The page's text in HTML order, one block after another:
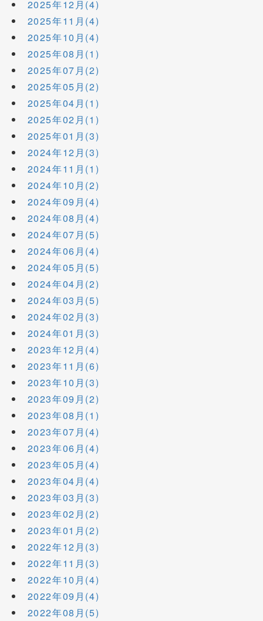
2025年12月(4)
2025年11月(4)
2025年10月(4)
2025年08月(1)
2025年07月(2)
2025年05月(2)
2025年04月(1)
2025年02月(1)
2025年01月(3)
2024年12月(3)
2024年11月(1)
2024年10月(2)
2024年09月(4)
2024年08月(4)
2024年07月(5)
2024年06月(4)
2024年05月(5)
2024年04月(2)
2024年03月(5)
2024年02月(3)
2024年01月(3)
2023年12月(4)
2023年11月(6)
2023年10月(3)
2023年09月(2)
2023年08月(1)
2023年07月(4)
2023年06月(4)
2023年05月(4)
2023年04月(4)
2023年03月(3)
2023年02月(2)
2023年01月(2)
2022年12月(3)
2022年11月(3)
2022年10月(4)
2022年09月(4)
2022年08月(5)